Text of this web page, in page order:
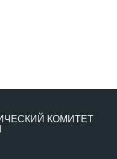
КОМИТЕТ